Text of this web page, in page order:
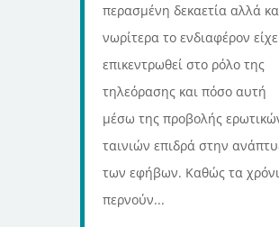
περασμένη δεκαετία αλλά
νωρίτερα το ενδιαφέρον είχε
επικεντρωθεί στο ρόλο της
τηλεόρασης και πόσο αυτή
μέσω της προβολής
ταινιών επιδρά στην
των εφήβων. Καθώς τα
περνούν...